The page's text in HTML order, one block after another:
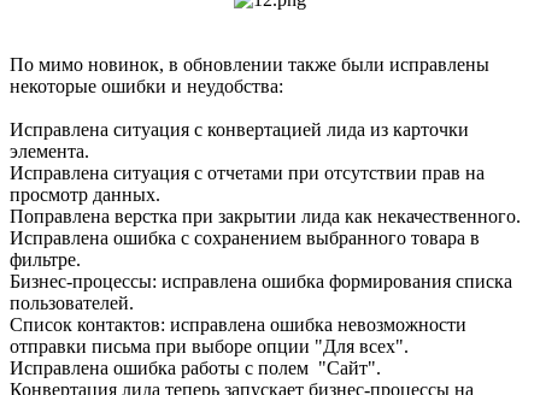
По мимо новинок, в обновлении также были исправлены
некоторые ошибки и неудобства:
Исправлена ситуация с конвертацией лида из карточки
элемента.
Исправлена ситуация с отчетами при отсутствии прав на
просмотр данных.
Поправлена верстка при закрытии лида как некачественного.
Исправлена ошибка с сохранением выбранного товара в
фильтре.
Бизнес-процессы: исправлена ошибка формирования списка
пользователей.
Список контактов: исправлена ошибка невозможности
отправки письма при выборе опции "Для всех".
Исправлена ошибка работы с полем "Сайт".
Конвертация лида теперь запускает бизнес-процессы на